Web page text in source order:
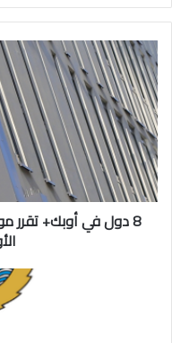
8
دول
في
أوبك+
تقرر
مواصلة
تعليق
زيادات
الإنتاج
8 دول في أوبك+ تقرر